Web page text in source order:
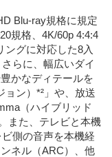
Blu-ray規格に規定
規格、4K/60p 4:4:4
ングに対応した8入
らに、幅広いダイ
かなディテールを
ン）*²」や、放送
（ハイブリッド
また、テレビと本機
側の音声を本機経
ネル（ARC）、他